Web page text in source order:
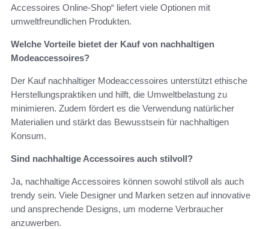
Accessoires Online-Shop“ liefert viele Optionen mit
umweltfreundlichen Produkten.
Welche Vorteile bietet der Kauf von nachhaltigen
Modeaccessoires?
Der Kauf nachhaltiger Modeaccessoires unterstützt ethische
Herstellungspraktiken und hilft, die Umweltbelastung zu
minimieren. Zudem fördert es die Verwendung natürlicher
Materialien und stärkt das Bewusstsein für nachhaltigen
Konsum.
Sind nachhaltige Accessoires auch stilvoll?
Ja, nachhaltige Accessoires können sowohl stilvoll als auch
trendy sein. Viele Designer und Marken setzen auf innovative
und ansprechende Designs, um moderne Verbraucher
anzuwerben.